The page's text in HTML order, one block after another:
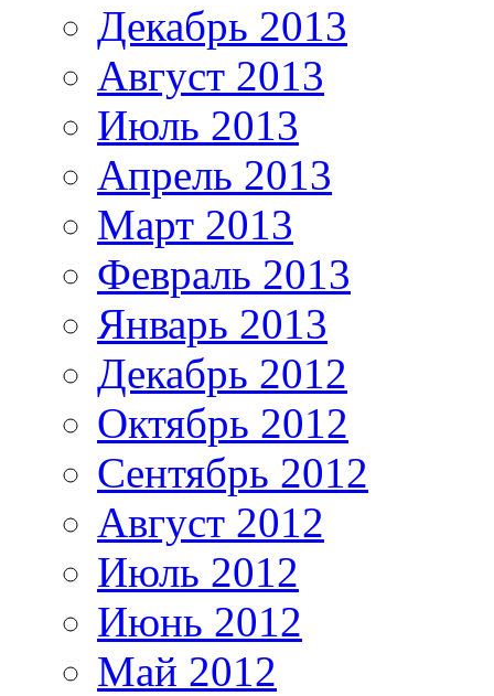
Декабрь 2013
Август 2013
Июль 2013
Апрель 2013
Март 2013
Февраль 2013
Январь 2013
Декабрь 2012
Октябрь 2012
Сентябрь 2012
Август 2012
Июль 2012
Июнь 2012
Май 2012